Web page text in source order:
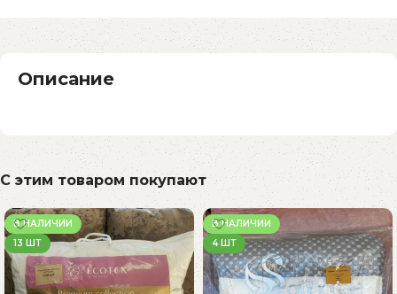
Описание
С этим товаром покупают
В НАЛИЧИИ
13 ШТ
В НАЛИЧИИ
4 ШТ